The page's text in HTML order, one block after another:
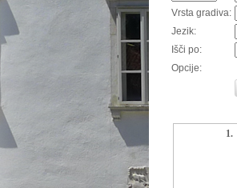
Vrsta gradiva:
Jezik:
Išči po:
Opcije:
1.